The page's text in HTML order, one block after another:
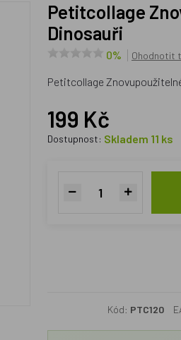
Petitcollage Znovupoužitelné samolepky se scénou
Dinosauři
0% Ohodnotit
Petitcollage
199 Kč
Dostupnost: Skladem 11 ks
Kód: PTC120